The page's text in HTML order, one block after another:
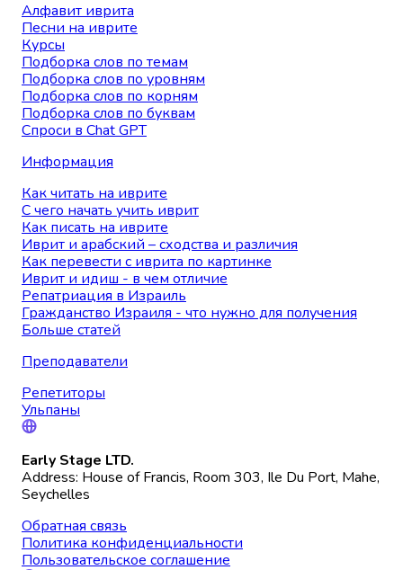
Алфавит иврита
Песни на иврите
Курсы
Подборка слов по темам
Подборка слов по уровням
Подборка слов по корням
Подборка слов по буквам
Спроси в Chat GPT
Информация
Как читать на иврите
С чего начать учить иврит
Как писать на иврите
Иврит и арабский – сходства и различия
Как перевести с иврита по картинке
Иврит и идиш - в чем отличие
Репатриация в Израиль
Гражданство Израиля - что нужно для получения
Больше статей
Преподаватели
Репетиторы
Ульпаны
Early Stage LTD.
Address: House of Francis, Room 303, Ile Du Port, Mahe,
Seychelles
Обратная связь
Политика конфиденциальности
Пользовательское соглашение